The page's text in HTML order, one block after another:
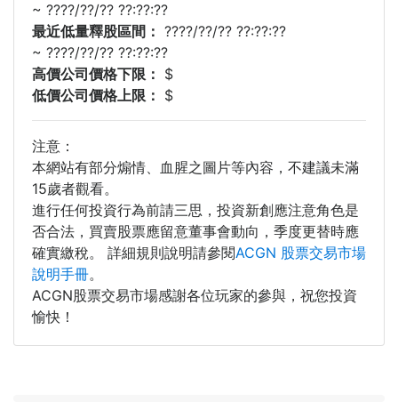
~ ????/??/?? ??:??:??
最近低量釋股區間： ????/??/?? ??:??:??
~ ????/??/?? ??:??:??
高價公司價格下限： $
低價公司價格上限： $
注意：
本網站有部分煽情、血腥之圖片等內容，不建議未滿
15歲者觀看。
進行任何投資行為前請三思，投資新創應注意角色是
否合法，買賣股票應留意董事會動向，季度更替時應
確實繳稅。 詳細規則說明請參閱ACGN 股票交易市場
說明手冊。
ACGN股票交易市場感謝各位玩家的參與，祝您投資
愉快！